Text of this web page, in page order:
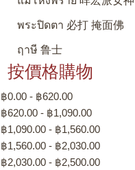
พระปิดตา 必打 掩面佛
ฤาษี 鲁士
按價格購物
฿0.00 - ฿620.00
฿620.00 - ฿1,090.00
฿1,090.00 - ฿1,560.00
฿1,560.00 - ฿2,030.00
฿2,030.00 - ฿2,500.00